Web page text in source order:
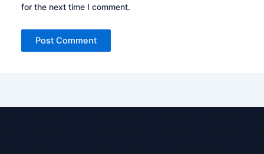
for the next time I comment.